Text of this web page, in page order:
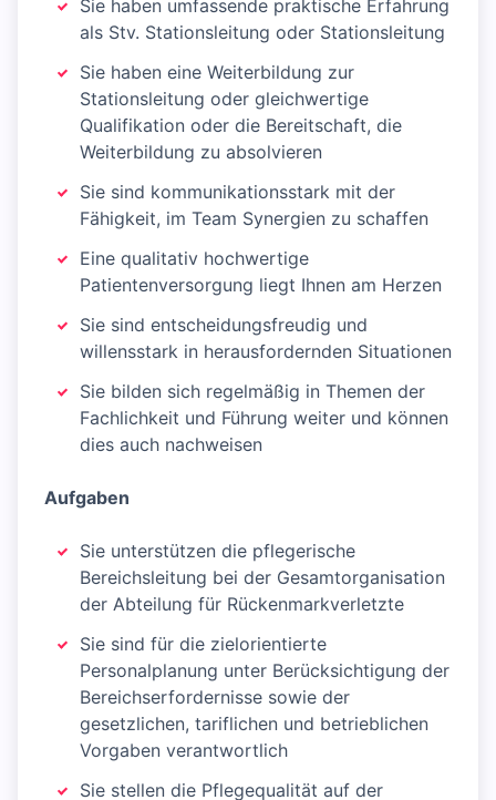
Sie haben umfassende praktische Erfahrung
als Stv. Stationsleitung oder Stationsleitung
Sie haben eine Weiterbildung zur
Stationsleitung oder gleichwertige
Qualifikation oder die Bereitschaft, die
Weiterbildung zu absolvieren
Sie sind kommunikationsstark mit der
Fähigkeit, im Team Synergien zu schaffen
Eine qualitativ hochwertige
Patientenversorgung liegt Ihnen am Herzen
Sie sind entscheidungsfreudig und
willensstark in herausfordernden Situationen
Sie bilden sich regelmäßig in Themen der
Fachlichkeit und Führung weiter und können
dies auch nachweisen
Aufgaben
Sie unterstützen die pflegerische
Bereichsleitung bei der Gesamtorganisation
der Abteilung für Rückenmarkverletzte
Sie sind für die zielorientierte
Personalplanung unter Berücksichtigung der
Bereichserfordernisse sowie der
gesetzlichen, tariflichen und betrieblichen
Vorgaben verantwortlich
Sie stellen die Pflegequalität auf der